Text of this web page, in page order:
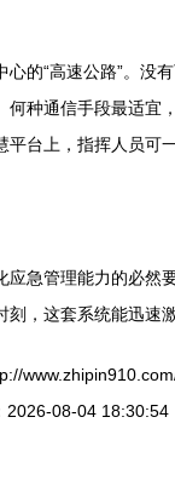
的“高速公路”。没
种通信手段最适宜
台上，指挥人员
应急管理能力的必
，这套系统能迅速
2026-08-04 18:30:54